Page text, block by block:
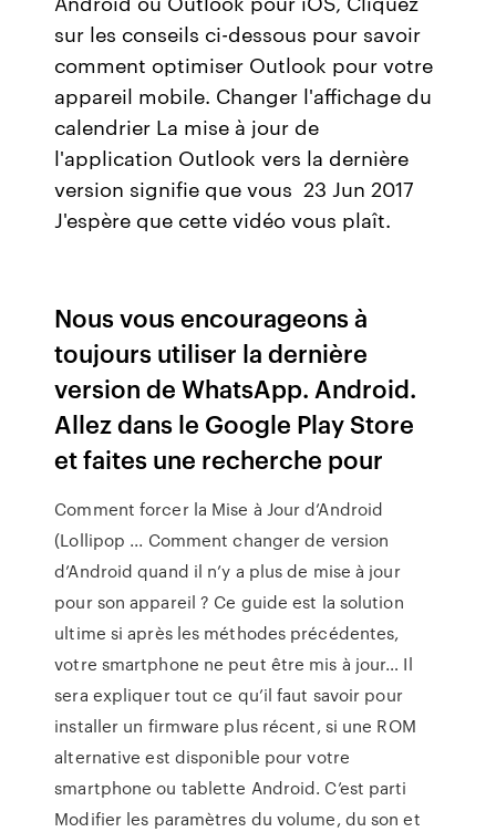
sur les conseils ci-dessous pour savoir
comment optimiser Outlook pour votre
appareil mobile. Changer l'affichage du
calendrier La mise à jour de
l'application Outlook vers la dernière
version signifie que vous 23 Jun 2017
J'espère que cette vidéo vous plaît.
Nous vous encourageons à
toujours utiliser la dernière
version de WhatsApp. Android.
Allez dans le Google Play Store
et faites une recherche pour
Comment forcer la Mise à Jour d’Android
(Lollipop ... Comment changer de version
d’Android quand il n’y a plus de mise à jour
pour son appareil ? Ce guide est la solution
ultime si après les méthodes précédentes,
votre smartphone ne peut être mis à jour… Il
sera expliquer tout ce qu’il faut savoir pour
installer un firmware plus récent, si une ROM
alternative est disponible pour votre
smartphone ou tablette Android. C’est parti
Modifier les paramètres du volume, du son et